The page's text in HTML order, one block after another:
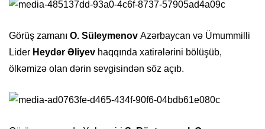
Görüş zamanı O. Süleymenov Azərbaycan və Ümummilli
Lider Heydər Əliyev haqqında xatirələrini bölüşüb,
ölkəmizə olan dərin sevgisindən söz açıb.